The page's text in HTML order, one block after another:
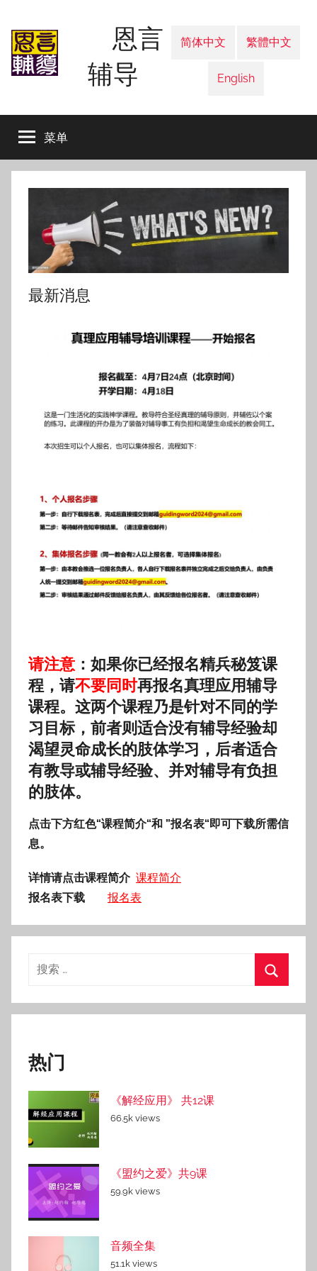
恩言
辅导
简体中文 繁體中文
English
菜单
最新消息
请注意 ： 如果你已经报名精兵秘笈课
程，请不要同时再报名真理应用辅导
课程。这两个课程乃是针对不同的学
习目标，前者则适合没有辅导经验却
渴望灵命成长的肢体学习，后者适合
有教导或辅导经验、并对辅导有负担
的肢体。
点击下方红色“课程简介“和 ”报名表“即可下载所需信
息。
详情请点击课程简介 课程简介
报名表下载
报名表
搜
索
热门
《解经应用》 共12课
66.5k views
《盟约之爱》共9课
59.9k views
音频全集
51.1k views